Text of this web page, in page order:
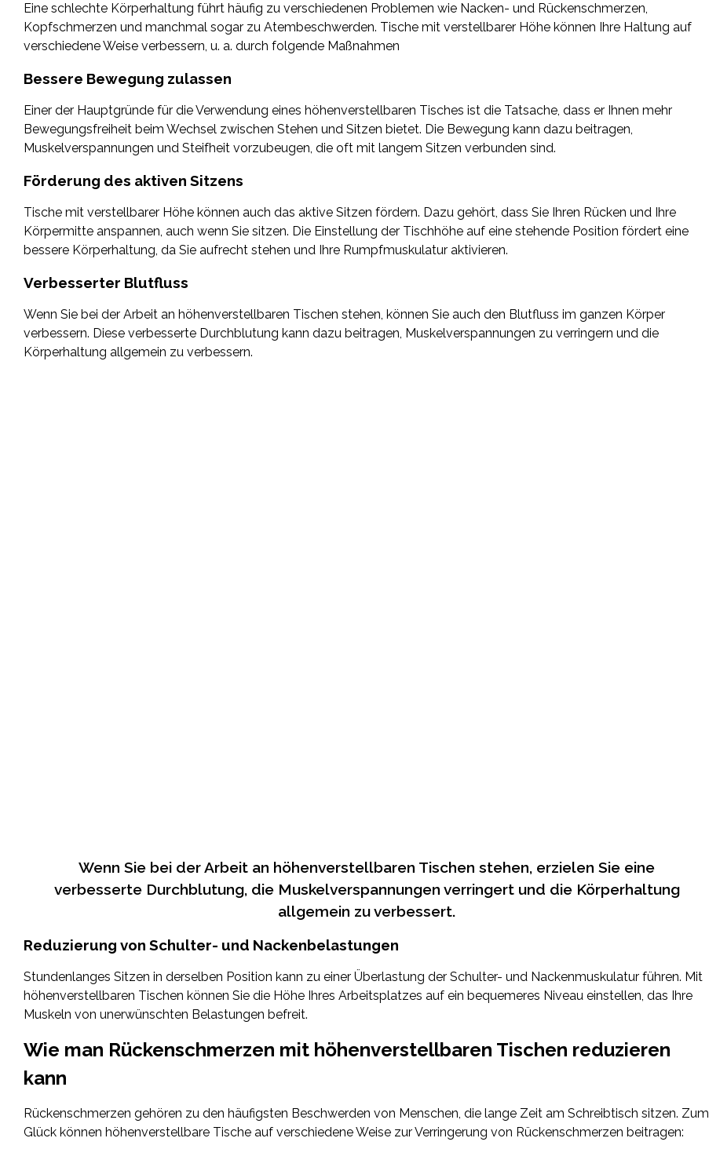
Eine schlechte Körperhaltung führt häufig zu verschiedenen Problemen wie Nacken- und Rückenschmerzen,
Kopfschmerzen und manchmal sogar zu Atembeschwerden. Tische mit verstellbarer Höhe können Ihre Haltung auf
verschiedene Weise verbessern, u. a. durch folgende Maßnahmen
Bessere Bewegung zulassen
Einer der Hauptgründe für die Verwendung eines höhenverstellbaren Tisches ist die Tatsache, dass er Ihnen mehr
Bewegungsfreiheit beim Wechsel zwischen Stehen und Sitzen bietet. Die Bewegung kann dazu beitragen,
Muskelverspannungen und Steifheit vorzubeugen, die oft mit langem Sitzen verbunden sind.
Förderung des aktiven Sitzens
Tische mit verstellbarer Höhe können auch das aktive Sitzen fördern. Dazu gehört, dass Sie Ihren Rücken und Ihre
Körpermitte anspannen, auch wenn Sie sitzen. Die Einstellung der Tischhöhe auf eine stehende Position fördert eine
bessere Körperhaltung, da Sie aufrecht stehen und Ihre Rumpfmuskulatur aktivieren.
Verbesserter Blutfluss
Wenn Sie bei der Arbeit an höhenverstellbaren Tischen stehen, können Sie auch den Blutfluss im ganzen Körper
verbessern. Diese verbesserte Durchblutung kann dazu beitragen, Muskelverspannungen zu verringern und die
Körperhaltung allgemein zu verbessern.
Wenn Sie bei der Arbeit an höhenverstellbaren Tischen stehen, erzielen Sie eine
verbesserte Durchblutung, die Muskelverspannungen verringert und die Körperhaltung
allgemein zu verbessert.
Reduzierung von Schulter- und Nackenbelastungen
Stundenlanges Sitzen in derselben Position kann zu einer Überlastung der Schulter- und Nackenmuskulatur führen. Mit
höhenverstellbaren Tischen können Sie die Höhe Ihres Arbeitsplatzes auf ein bequemeres Niveau einstellen, das Ihre
Muskeln von unerwünschten Belastungen befreit.
Wie man Rückenschmerzen mit höhenverstellbaren Tischen reduzieren
kann
Rückenschmerzen gehören zu den häufigsten Beschwerden von Menschen, die lange Zeit am Schreibtisch sitzen. Zum
Glück können höhenverstellbare Tische auf verschiedene Weise zur Verringerung von Rückenschmerzen beitragen: